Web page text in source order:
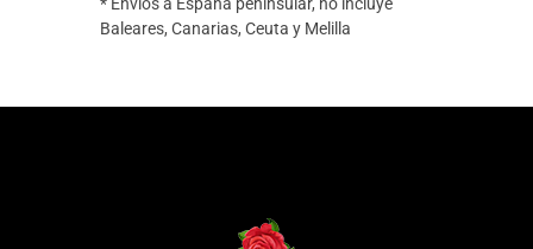
* Envíos a España penínsular, no incluye
Baleares, Canarias, Ceuta y Melilla